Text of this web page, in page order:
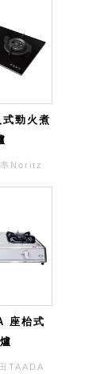
勁火煮
Noritz
座枱式
TAADA